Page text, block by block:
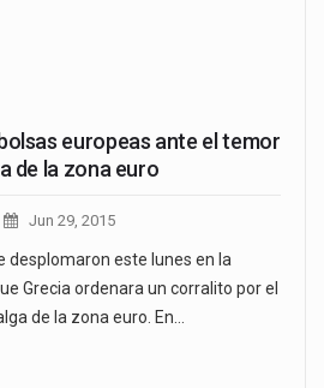
europeas ante el temor
de la zona euro
Jun 29, 2015
desplomaron este lunes en la
Grecia ordenara un corralito por el
de la zona euro. En…